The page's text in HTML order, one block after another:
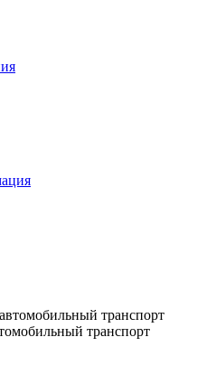
транспорт